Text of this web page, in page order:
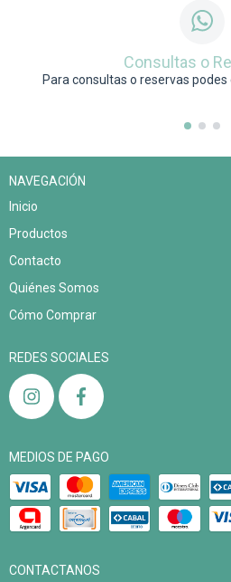
Consultas o
Para consultas o reservas
NAVEGACIÓN
Inicio
Productos
Contacto
Quiénes Somos
Cómo Comprar
REDES SOCIALES
MEDIOS DE PAGO
CONTACTANOS